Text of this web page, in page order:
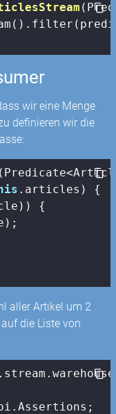
wir eine Menge
definieren wir die
.articles) {
{
aller Artikel um 2
die Liste von